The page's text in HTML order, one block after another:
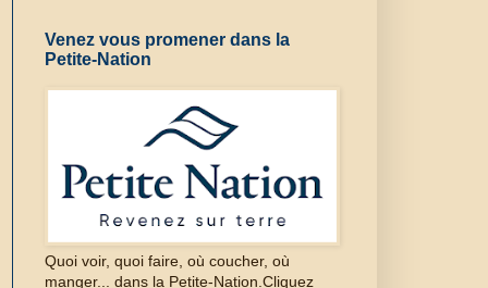
Venez vous promener dans la
Petite-Nation
Quoi voir, quoi faire, où coucher, où
manger... dans la Petite-Nation.Cliquez